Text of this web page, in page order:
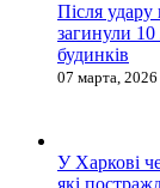
Після
загинули
будинків
07 марта,
У Харкові